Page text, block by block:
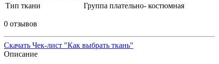
Тип ткани
Группа плательно- костюмная
0 отзывов
Скачать Чек-лист "Как выбрать ткань"
Описание